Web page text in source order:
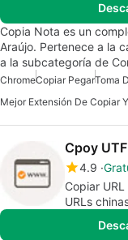
Copia Nota es un
Araújo. Pertenece a la
a la subcategoría de
ChromeCopiar PegarToma
Cpoy
4.9
Copiar
URLs